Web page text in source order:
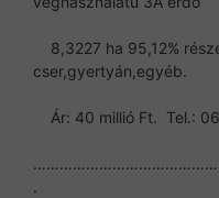
8,3227 ha 95,12%
cser,gyertyán,egyéb.
Ár: 40 millió Ft. Tel.:
.